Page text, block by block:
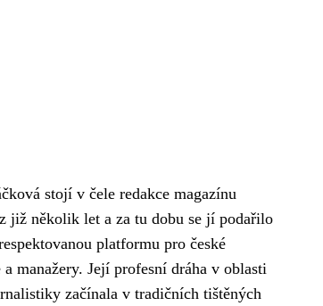
stojí v čele redakce magazínu
již několik let a za tu dobu se jí podařilo
platformu pro české
a manažery. Její profesní dráha v oblasti
začínala v tradičních tištěných